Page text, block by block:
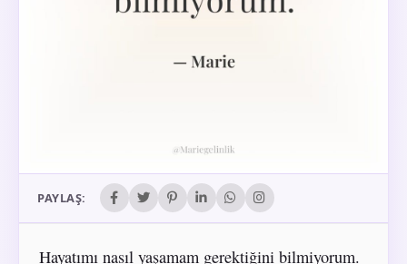
PAYLAŞ:
Hayatımı nasıl yaşamam gerektiğini bilmiyorum.